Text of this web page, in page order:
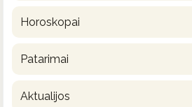
Horoskopai
Patarimai
Aktualijos